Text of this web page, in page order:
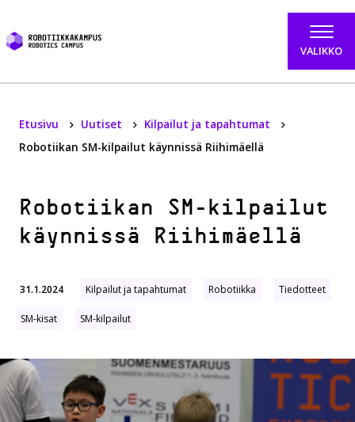
VALIKKO
Etusivu Uutiset
Kilpailut ja tapahtumat
Robotiikan SM-kilpailut käynnissä Riihimäellä
Robotiikan SM-kilpailut
käynnissä Riihimäellä
31.1.2024 Kilpailut ja tapahtumat Robotiikka Tiedotteet
SM-kisat SM-kilpailut